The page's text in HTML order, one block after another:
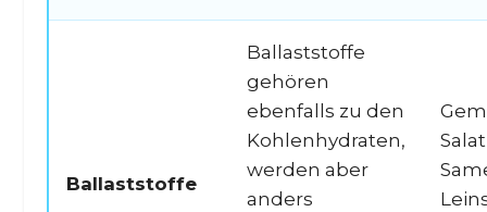
Ballaststoffe
Ballaststoffe
gehören
ebenfalls zu den
Kohlenhydraten,
werden aber
anders